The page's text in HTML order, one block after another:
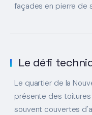
façades en pierre de
Le défi
Le quartier de la
présente des toitures
souvent couvertes